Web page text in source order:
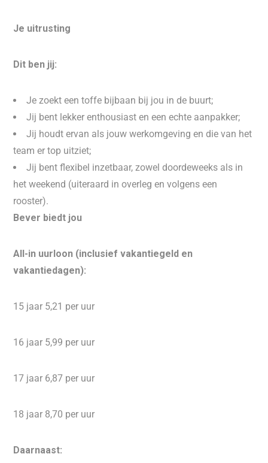
Je uitrusting
Dit ben jij:
Je zoekt een toffe bijbaan bij jou in de buurt;
Jij bent lekker enthousiast en een echte aanpakker;
Jij houdt ervan als jouw werkomgeving en die van het
team er top uitziet;
Jij bent flexibel inzetbaar, zowel doordeweeks als in
het weekend (uiteraard in overleg en volgens een
rooster).
Bever biedt jou
All-in uurloon (inclusief vakantiegeld en
vakantiedagen):
15 jaar 5,21 per uur
16 jaar 5,99 per uur
17 jaar 6,87 per uur
18 jaar 8,70 per uur
Daarnaast: